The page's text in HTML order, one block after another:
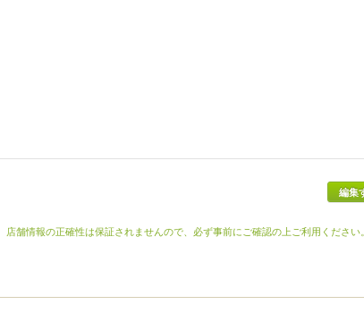
店舗情報の正確性は保証されませんので、必ず事前にご確認の上ご利用ください。